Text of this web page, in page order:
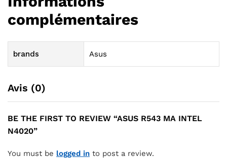
complémentaires
brands Asus
Avis (0)
BE THE FIRST TO REVIEW “ASUS R543 MA INTEL
N4020”
You must be logged in to post a review.